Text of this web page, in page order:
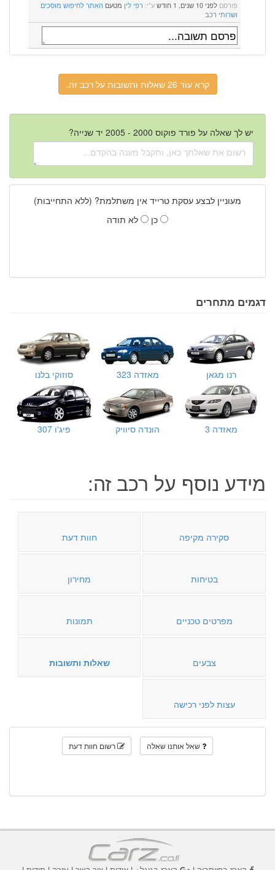
פורסם לפני 10 שנים, 1 חודש ע"י: רפי לין מטעם האתר לחיפוש מוסכים
ושרותי רכב
קרא עוד 26 שאלות ותשובות על רכב זה.
יש לך שאלה על פורד פוקוס 2000 - 2005 יד שנייה?
מעוניין לבצע עסקת טרייד אין משתלמת? (ללא התחייבות)
כן
לא תודה
דגמים מתחרים
רנו מגאן מאזדה 323 סוזוקי בלנו
מאזדה 3 הונדה סיוויק פיג'ו 307
מידע נוסף על רכב זה:
סקירה מקיפה חוות דעת
בטיחות מחירון
מפרטים טכניים תמונות
צבעים שאלות ותשובות
עצות לפני רכישה
שאל אותנו שאלה רשום חוות דעת